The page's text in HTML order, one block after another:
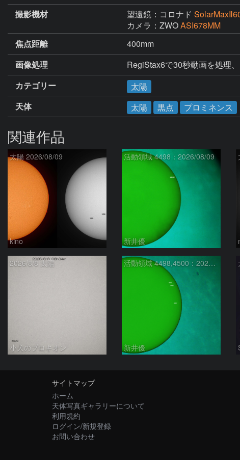
撮影機材
望遠鏡：コロナド
カメラ：ZWOASI678MM
焦点距離
400mm
画像処理
RegiStax6で30秒動画を処理
カテゴリー
太陽
天体
太陽 黒点 プロミネンス
関連作品
太陽 2026/08/09
kino
活動領域 4498：2026/08/09
新井優
2026/8/8 太陽
小犬のプロキオン
活動領域 4498,4500：2026/08/08
新井優
サイトマップ
ホーム
天体写真ギャラリーについて
利用規約
ログイン/新規登録
お問い合わせ